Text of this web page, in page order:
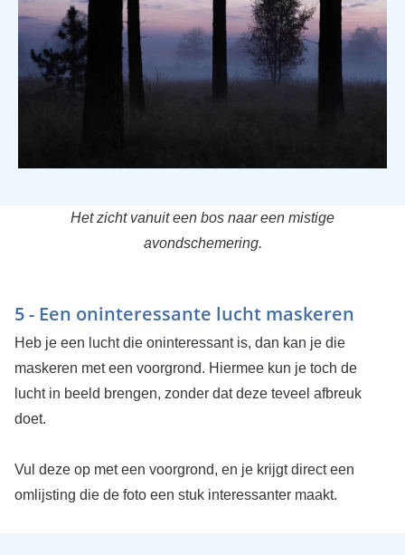
Het zicht vanuit een bos naar een mistige
avondschemering.
5 - Een oninteressante lucht maskeren
Heb je een lucht die oninteressant is, dan kan je die
maskeren met een voorgrond. Hiermee kun je toch de
lucht in beeld brengen, zonder dat deze teveel afbreuk
doet.
Vul deze op met een voorgrond, en je krijgt direct een
omlijsting die de foto een stuk interessanter maakt.